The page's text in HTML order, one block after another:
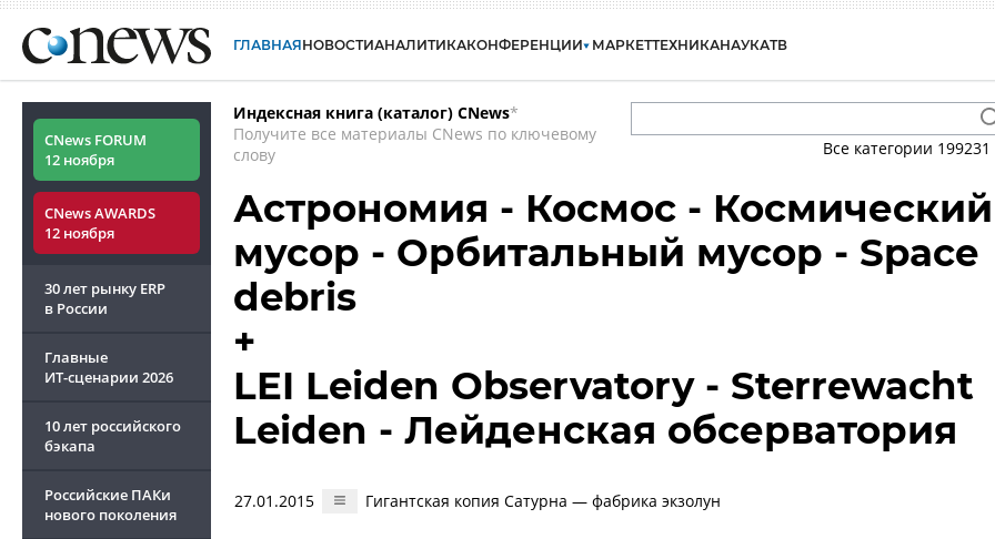
ГЛАВНАЯНОВОСТИАНАЛИТИКАКОНФЕРЕНЦИИ МАРКЕТТЕХНИКАНАУКАТВ
CNews FORUM
12 ноября
CNews AWARDS
12 ноября
30 лет рынку ERP
в России
Главные
ИТ-сценарии 2026
10 лет российского
бэкапа
Российские ПАКи
нового поколения
Индексная книга (каталог) CNews*
Получите все материалы CNews по ключевому
слову
Все категории 199231
Астрономия - Космос - Космический
мусор - Орбитальный мусор - Space
debris
+
LEI Leiden Observatory - Sterrewacht
Leiden - Лейденская обсерватория
27.01.2015 Гигантская копия Сатурна — фабрика экзолун